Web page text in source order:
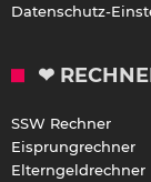
Datenschutz-
❤
SSW Rechner
Eisprungrechner
Elterngeldrechner